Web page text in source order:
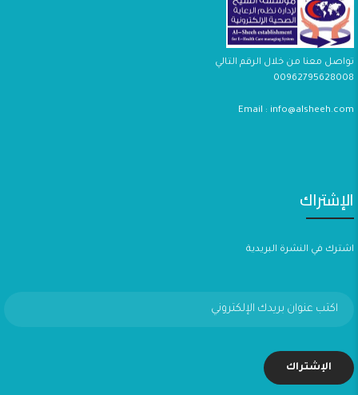
تواصل معنا من خلال الرقم التالي
00962795628008
Email : info@alsheeh.com
الإشتراك
اشترك في النشرة البريدية